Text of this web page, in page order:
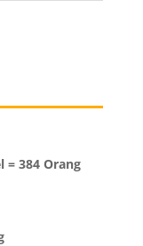
= 384 Orang